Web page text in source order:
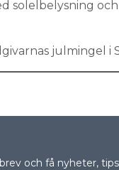
solelbelysning
julmingel i
och få nyheter,